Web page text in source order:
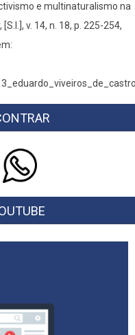
e multinaturalismo na
v. 14, n. 18, p. 225-254,